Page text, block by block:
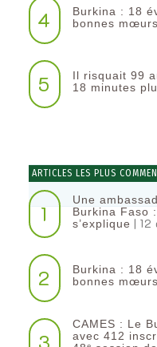
4
Burkina : 18
bonnes
5
Il risquait 99
18 minutes
ARTICLES LES PLUS
1
Une
Burkina Faso
s’explique |
2
Burkina : 18
bonnes
3
CAMES : Le
avec 412